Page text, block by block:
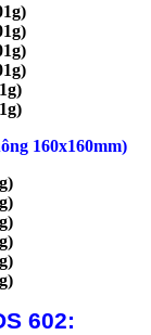
160x160mm)
602: